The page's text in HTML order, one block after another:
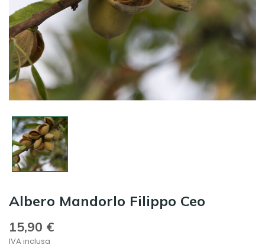
Albero Mandorlo Filippo Ceo
15,90 €
IVA inclusa